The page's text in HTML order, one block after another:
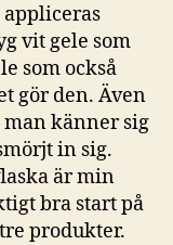
appliceras
vit gele som
som också
gör den. Även
känner sig
in sig.
är min
bra start på
produkter.